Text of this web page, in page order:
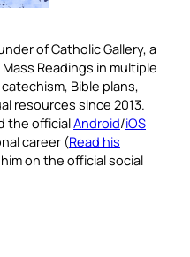
of Catholic Gallery, a
Readings in multiple
Bible plans,
resources since 2013.
the officialAndroid/iOS
career (Read his
on the official social